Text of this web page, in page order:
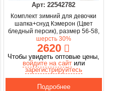
Арт: 22542782
Комплект зимний для девочки
шапка+снуд Кэмерон (Цвет
бледный персик), размер 56-58,
шерсть 30%
2620
Чтобы увидеть оптовые цены,
войдите на сайтили
зарегистрируйтесь
Подробнее